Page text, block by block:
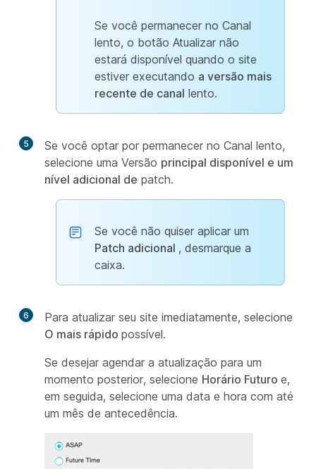
Se você permanecer no Canal
lento, o botão Atualizar não
estará disponível quando o site
estiver executando a versão mais
recente de canal lento.
5
Se você optar por permanecer no Canal lento,
selecione uma Versão principal disponível e um
nível adicional de patch.
Se você não quiser aplicar um
Patch adicional , desmarque a
caixa.
6
Para atualizar seu site imediatamente, selecione
O mais rápido possível.
Se desejar agendar a atualização para um
momento posterior, selecione Horário Futuro e,
em seguida, selecione uma data e hora com até
um mês de antecedência.